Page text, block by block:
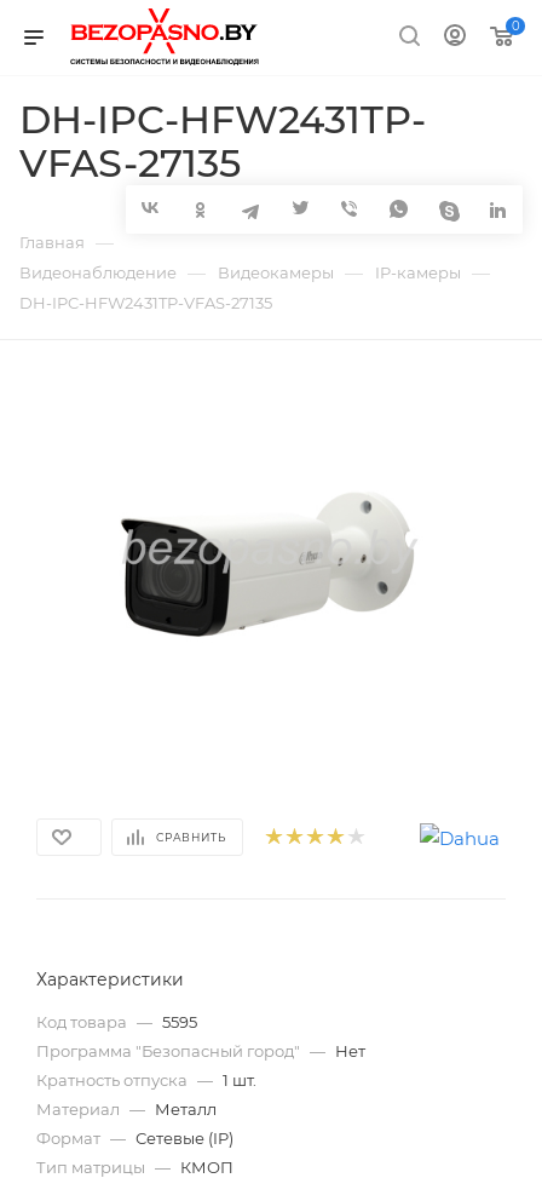
0
DH-IPC-HFW2431TP-
VFAS-27135
Главная —
Видеонаблюдение — Видеокамеры — IP-камеры —
DH-IPC-HFW2431TP-VFAS-27135
СРАВНИТЬ
Характеристики
Код товара — 5595
Программа "Безопасный город" — Нет
Кратность отпуска — 1 шт.
Материал — Металл
Формат — Сетевые (IP)
Тип матрицы — КМОП